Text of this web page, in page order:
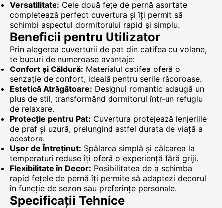
Versatilitate: Cele două fețe de pernă asortate
completează perfect cuvertura și îți permit să
schimbi aspectul dormitorului rapid și simplu.
Beneficii pentru Utilizator
Prin alegerea cuverturii de pat din catifea cu volane,
te bucuri de numeroase avantaje:
Confort și Căldură: Materialul catifea oferă o
senzație de confort, ideală pentru serile răcoroase.
Estetică Atrăgătoare: Designul romantic adaugă un
plus de stil, transformând dormitorul într-un refugiu
de relaxare.
Protecție pentru Pat: Cuvertura protejează lenjeriile
de praf și uzură, prelungind astfel durata de viață a
acestora.
Ușor de Întreținut: Spălarea simplă și călcarea la
temperaturi reduse îți oferă o experiență fără griji.
Flexibilitate în Decor: Posibilitatea de a schimba
rapid fețele de pernă îți permite să adaptezi decorul
în funcție de sezon sau preferințe personale.
Specificații Tehnice